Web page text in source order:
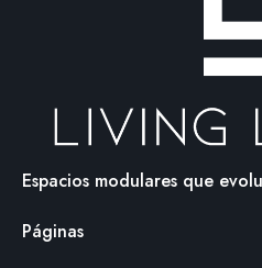
Espacios modulares que
Páginas